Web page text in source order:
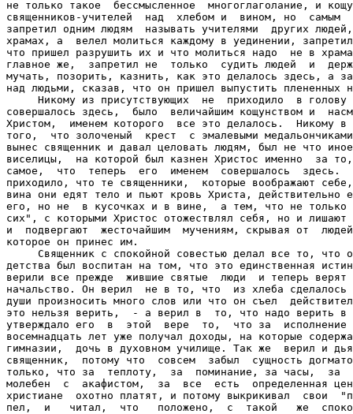
не только такое  бессмысленное  многоглаголание, и
священников-учителей  над  хлебом и  вином, но  самым
запретил одним людям  называть учителями  других
храмах, а  велел молиться каждому в уединении,
что пришел разрушить их и что молиться надо  не в
главное же,  запретил не  только  судить людей  и
мучать, позорить, казнить, как это делалось здесь, а
над людьми, сказав, что он пришел выпустить плененных
Никому из присутствующих  не  приходило  в голову
совершалось здесь,  было  величайшим кощунством и
Христом,  именем которого  все это делалось.  Никому в
того,  что золоченый  крест  с эмалевыми
вынес священник и давал целовать людям, был не что
виселицы,  на которой был казнен Христос именно  за
самое,  что  теперь  его  именем  совершалось  здесь.
приходило, что те священники,  которые воображают
вина они едят тело и пьют кровь Христа, действительно
его, но не  в кусочках и в вине,  а тем, что не только
сих", с которыми Христос отожествлял себя, но и лишают
и  подвергают  жесточайшим  мучениям, скрывая от
которое он принес им.
Священник с спокойной совестью делал все то, что
детства был воспитан на том, что это единственная
верили все прежде  жившие святые  люди  и теперь
начальство. Он верил  не в то, что  из хлеба сделалось
души произносить много слов или что он съел
это нельзя верить,  - а верил в  то, что надо верить в
утверждало его  в  этой  вере  то,  что за
восемнадцать лет уже получал доходы, на которые
гимназии,  дочь в духовном училище. Так же  верил и
священник,  потому что  совсем  забыл  сущность
только, что за  теплоту,  за  поминание, за часы,  за
молебен  с  акафистом,  за  все  есть  определенная
христиане  охотно платят, и потому выкрикивал  свои
пел,  и   читал,  что   положено,  с  такой   же